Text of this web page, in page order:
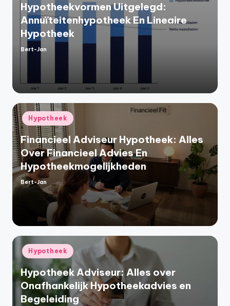
Hypotheekvormen Uitgelegd:
Annuïteitenhypotheek En Lineaire
Hypotheek
Geplaatst
Bert-Jan
Geplaatst
in
Hypotheek
Financieel Adviseur Hypotheek: Alles
Over Financieel Advies En
Hypotheekmogelijkheden
Geplaatst
Bert-Jan
Geplaatst
in
Hypotheek
Hypotheek Adviseur: Alles over
Onafhankelijk Hypotheekadvies en
Begeleiding